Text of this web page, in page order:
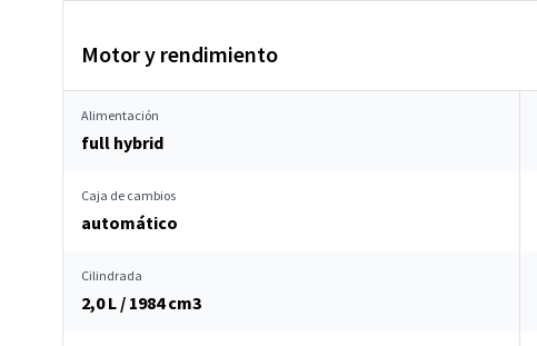
Motor y rendimiento
Alimentación
full hybrid
Caja de cambios
automático
Cilindrada
2,0 L / 1984 cm3